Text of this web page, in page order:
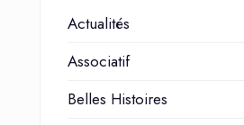
Actualités
Associatif
Belles Histoires